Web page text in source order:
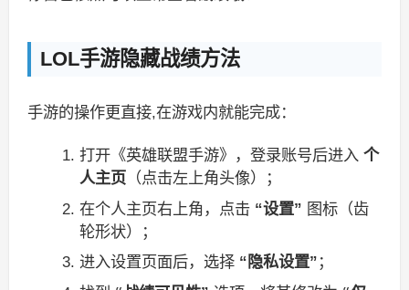
LOL手游隐藏战绩方法
手游的操作更直接,在游戏内就能完成：
打开《英雄联盟手游》，登录账号后进入个
人主页 （点击左上角头像）；
在个人主页右上角，点击 “设置” 图标（齿
轮形状）；
进入设置页面后，选择 “隐私设置” ；